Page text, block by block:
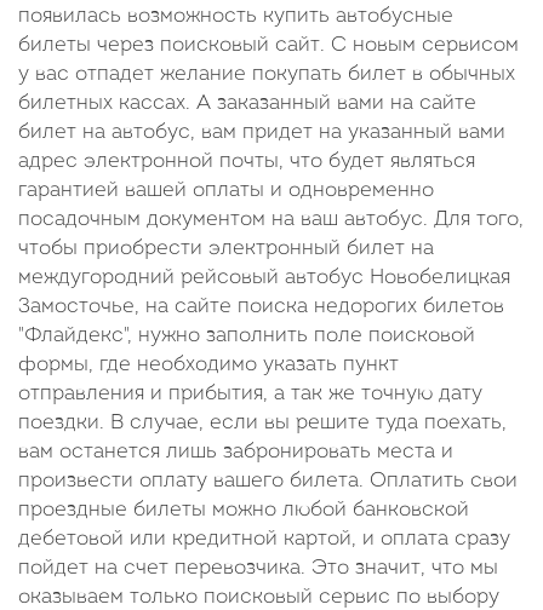
появилась возможность купить автобусные
билеты через поисковый сайт. С новым сервисом
у вас отпадет желание покупать билет в обычных
билетных кассах. А заказанный вами на сайте
билет на автобус, вам придет на указанный вами
адрес электронной почты, что будет являться
гарантией вашей оплаты и одновременно
посадочным документом на ваш автобус. Для того,
чтобы приобрести электронный билет на
междугородний рейсовый автобус Новобелицкая
Замосточье, на сайте поиска недорогих билетов
"Флайдекс", нужно заполнить поле поисковой
формы, где необходимо указать пункт
отправления и прибытия, а так же точную дату
поездки. В случае, если вы решите туда поехать,
вам останется лишь забронировать места и
произвести оплату вашего билета. Оплатить свои
проездные билеты можно любой банковской
дебетовой или кредитной картой, и оплата сразу
пойдет на счет перевозчика. Это значит, что мы
оказываем только поисковый сервис по выбору